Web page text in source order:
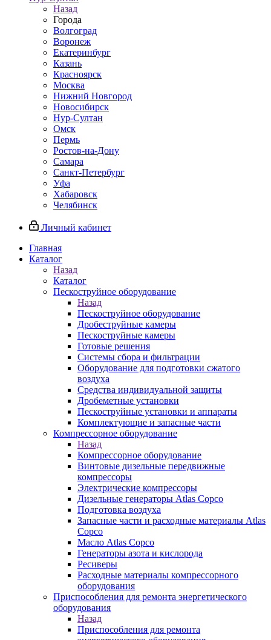
Назад
Города
Волгоград
Воронеж
Екатеринбург
Казань
Красноярск
Москва
Нижний Новгород
Новосибирск
Нур-Султан
Омск
Пермь
Ростов-на-Дону
Самара
Санкт-Петербург
Уфа
Хабаровск
Челябинск
Личный кабинет
Главная
Каталог
Назад
Каталог
Пескоструйное оборудование
Назад
Пескоструйное оборудование
Дробеструйные камеры
Пескоструйные камеры
Готовые решения
Системы сбора и фильтрации
Оборудование для подготовки сжатого
воздуха
Средства индивидуальной защиты
Дробеметные установки
Пескоструйные установки и аппараты
Комплектующие и запасные части
Компрессорное оборудование
Назад
Компрессорное оборудование
Винтовые дизельные передвижные
компрессоры
Электрические компрессоры
Дизельные генераторы Atlas Copco
Подготовка воздуха
Запасные части и расходные материалы Atlas
Copco
Масло Atlas Copco
Генераторы азота и кислорода
Ресиверы
Расходные материалы компрессорного
оборудования
Приспособления для ремонта энергетического
оборудования
Назад
Приспособления для ремонта